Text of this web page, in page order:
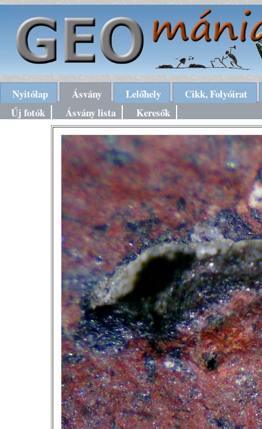
Nyitólap Ásvány Lelőhely
Cikk, Folyóirat
Új fotók
Ásvány lista Keresők